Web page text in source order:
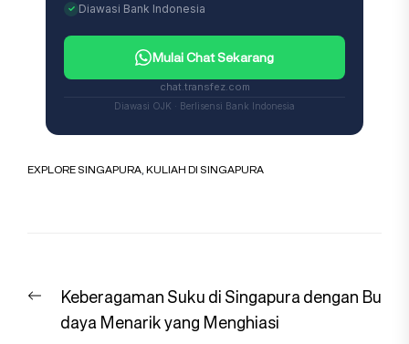
Diawasi Bank Indonesia
Mulai Chat Sekarang
chat.transfez.com
Diawasi OJK · Berlisensi Bank Indonesia
EXPLORE SINGAPURA,KULIAH DI SINGAPURA
pos
Previous
post:
Keberagaman Suku di Singapura dengan Bu
daya Menarik yang Menghiasi